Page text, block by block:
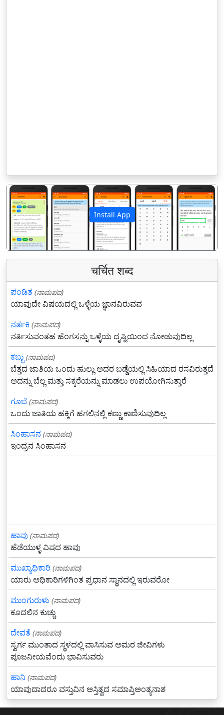
Install App
पिछला अगला
चर्चित शब्द
ಪಂಡಿತ (ನಾಮಪದ)
ಯಾವುದೇ ವಿಷಯದಲ್ಲಿ ಒಳ್ಳೆಯ ಜ್ಞಾನವಿರುವವ
ನರ್ತಕಿ (ನಾಮಪದ)
ನರ್ತಿಸುವಂತಹ ಹೆಂಗಸನ್ನು ಒಳ್ಳೆಯ ದೃಷ್ಟಿಯಿಂದ ನೋಡುವುದಿಲ್ಲ
ಕಬ್ಬು (ನಾಮಪದ)
ಬೆತ್ತದ ಜಾತಿಯ ಒಂದು ಹುಲ್ಲು ಅದರ ಬಡ್ಡೆಯಲ್ಲಿ ಸಿಹಿಯಾದ ರಸವಿರುತ್ತದೆ
ಅದನ್ನು ಬೆಲ್ಲ ಮತ್ತು ಸಕ್ಕರೆಯನ್ನು ಮಾಡಲು ಉಪಯೋಗಿಸುತ್ತಾರೆ
ಗೂಬೆ (ನಾಮಪದ)
ಒಂದು ಜಾತಿಯ ಹಕ್ಕಿಗೆ ಹಗಲಿನಲ್ಲಿ ಕಣ್ಣು ಕಾಣಿಸುವುದಿಲ್ಲ
ಸಿಂಹಾಸನ (ನಾಮಪದ)
ಇಂದ್ರನ ಸಿಂಹಾಸನ
ಹಾವು (ನಾಮಪದ)
ಹೆಡೆಯುಳ್ಳ ವಿಷದ ಹಾವು
ಮುಖ್ಯಾಧಿಕಾರಿ (ನಾಮಪದ)
ಯಾರು ಅಧಿಕಾರಿಗಳಿಗಿಂತ ಪ್ರಧಾನ ಸ್ಥಾನದಲ್ಲಿ ಇರುವರೋ
ಮುಂಗುರುಳು (ನಾಮಪದ)
ಕೂದಲಿನ ಕುಚ್ಚು
ದೇವತೆ (ನಾಮಪದ)
ಸ್ವರ್ಗ ಮುಂತಾದ ಸ್ಥಳದಲ್ಲಿ ವಾಸಿಸುವ ಅಮರ ಜೀವಿಗಳು
ಪೂಜನೀಯವೆಂದು ಭಾವಿಸುವರು
ಹಾನಿ (ನಾಮಪದ)
ಯಾವುದಾದರೂ ವಸ್ತುವಿನ ಅಸ್ತಿತ್ವದ ಸಮಾಪ್ತಿಅಂತ್ಯನಾಶ